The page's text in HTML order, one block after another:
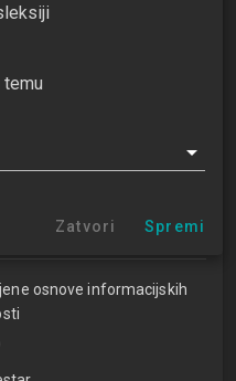
poslovanja 1.3
(ITDP 1.3)
Križevci
Zagreb
osnove informacijskih
temu
Zatvori Spremi